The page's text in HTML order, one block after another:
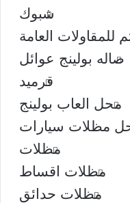
شبوك
للمقاولات العامة
صاله بولينج عوائل
قرميد
محل العاب بولينج
مظلات سيارات
مظلات
مظلات اقساط
مظلات حدائق